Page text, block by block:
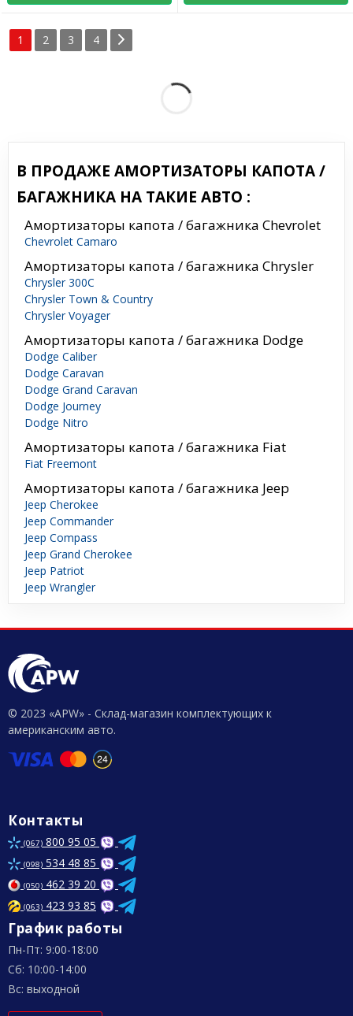
1 2 3 4
В ПРОДАЖЕ АМОРТИЗАТОРЫ КАПОТА /
БАГАЖНИКА НА ТАКИЕ АВТО :
Амортизаторы капота / багажника Chevrolet
Chevrolet Camaro
Амортизаторы капота / багажника Chrysler
Chrysler 300C
Chrysler Town & Country
Chrysler Voyager
Амортизаторы капота / багажника Dodge
Dodge Caliber
Dodge Caravan
Dodge Grand Caravan
Dodge Journey
Dodge Nitro
Амортизаторы капота / багажника Fiat
Fiat Freemont
Амортизаторы капота / багажника Jeep
Jeep Cherokee
Jeep Commander
Jeep Compass
Jeep Grand Cherokee
Jeep Patriot
Jeep Wrangler
© 2023 «APW» - Склад-магазин комплектующих к
американским авто.
Контакты
(067) 800 95 05
(098) 534 48 85
(050) 462 39 20
(063) 423 93 85
График работы
Пн-Пт: 9:00-18:00
Сб: 10:00-14:00
Вс: выходной